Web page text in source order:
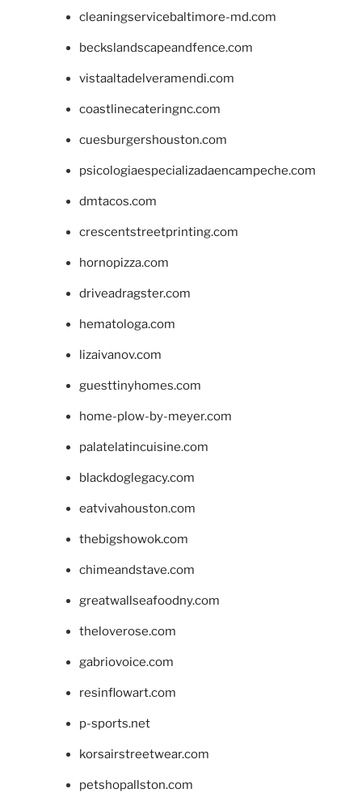
cleaningservicebaltimore-md.com
beckslandscapeandfence.com
vistaaltadelveramendi.com
coastlinecateringnc.com
cuesburgershouston.com
psicologiaespecializadaencampeche.com
dmtacos.com
crescentstreetprinting.com
hornopizza.com
driveadragster.com
hematologa.com
lizaivanov.com
guesttinyhomes.com
home-plow-by-meyer.com
palatelatincuisine.com
blackdoglegacy.com
eatvivahouston.com
thebigshowok.com
chimeandstave.com
greatwallseafoodny.com
theloverose.com
gabriovoice.com
resinflowart.com
p-sports.net
korsairstreetwear.com
petshopallston.com